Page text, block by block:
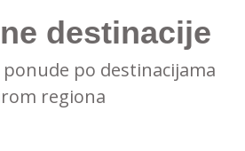
destinacije
po destinacijama
regiona